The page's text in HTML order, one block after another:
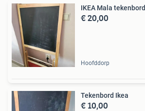
IKEA Mala tekenbord
€ 20,00
Hoofddorp
Tekenbord Ikea
€ 10,00